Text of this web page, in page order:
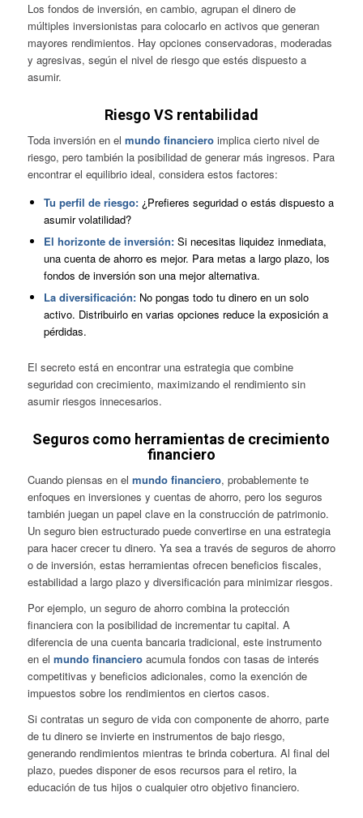
Los fondos de inversión, en cambio, agrupan el dinero de
múltiples inversionistas para colocarlo en activos que generan
mayores rendimientos. Hay opciones conservadoras, moderadas
y agresivas, según el nivel de riesgo que estés dispuesto a
asumir.
Riesgo VS rentabilidad
Toda inversión en el mundo financieroimplica cierto nivel de
riesgo, pero también la posibilidad de generar más ingresos. Para
encontrar el equilibrio ideal, considera estos factores:
Tu perfil de riesgo: ¿Prefieres seguridad o estás dispuesto a
asumir volatilidad?
El horizonte de inversión:Si necesitas liquidez inmediata,
una cuenta de ahorro es mejor. Para metas a largo plazo, los
fondos de inversión son una mejor alternativa.
La diversificación:No pongas todo tu dinero en un solo
activo. Distribuirlo en varias opciones reduce la exposición a
pérdidas.
El secreto está en encontrar una estrategia que combine
seguridad con crecimiento, maximizando el rendimiento sin
asumir riesgos innecesarios.
Seguros como herramientas de crecimiento
financiero
Cuando piensas en el mundo financiero, probablemente te
enfoques en inversiones y cuentas de ahorro, pero los seguros
también juegan un papel clave en la construcción de patrimonio.
Un seguro bien estructurado puede convertirse en una estrategia
para hacer crecer tu dinero. Ya sea a través de seguros de ahorro
o de inversión, estas herramientas ofrecen beneficios fiscales,
estabilidad a largo plazo y diversificación para minimizar riesgos.
Por ejemplo, un seguro de ahorro combina la protección
financiera con la posibilidad de incrementar tu capital. A
diferencia de una cuenta bancaria tradicional, este instrumento
en el mundo financieroacumula fondos con tasas de interés
competitivas y beneficios adicionales, como la exención de
impuestos sobre los rendimientos en ciertos casos.
Si contratas un seguro de vida con componente de ahorro, parte
de tu dinero se invierte en instrumentos de bajo riesgo,
generando rendimientos mientras te brinda cobertura. Al final del
plazo, puedes disponer de esos recursos para el retiro, la
educación de tus hijos o cualquier otro objetivo financiero.